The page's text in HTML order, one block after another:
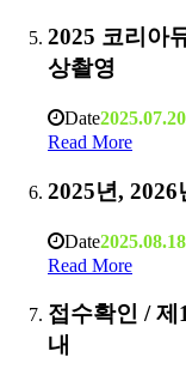
2025 코리아
상촬영
Date2025.07.20
Read More
2025년, 2026
Date2025.08.18
Read More
접수확인 /
내